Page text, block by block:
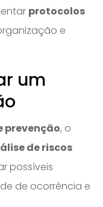
protocolos
e
um
prevenção, o
de riscos
possíveis
de ocorrência e